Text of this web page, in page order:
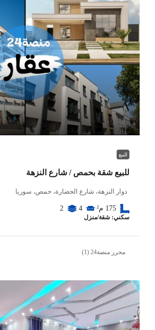
للبيع
للبيع شقة بحمص / شارع النزهة
دوار النزهة، شارع الحضارة، حمص، سوريا
175 م² 4
2
سكني: شقة/منزل
محرر منصة24 (1)